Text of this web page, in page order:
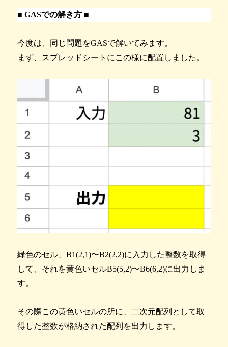
■ GASでの解き方 ■
今度は、同じ問題をGASで解いてみます。
まず、スプレッドシートにこの様に配置しました。
緑色のセル、B1(2,1)〜B2(2,2)に入力した整数を取得
して、それを黄色いセルB5(5,2)〜B6(6,2)に出力しま
す。
その際この黄色いセルの所に、二次元配列として取
得した整数が格納された配列を出力します。